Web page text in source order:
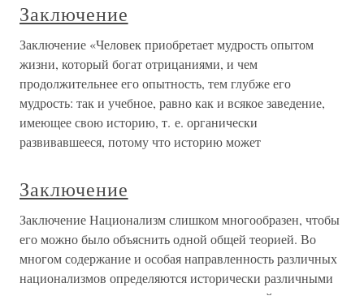
Заключение
Заключение «Человек приобретает мудрость опытом
жизни, который богат отрицаниями, и чем
продолжительнее его опытность, тем глубже его
мудрость: так и учебное, равно как и всякое заведение,
имеющее свою историю, т. е. органически
развивавшееся, потому что историю может
Заключение
Заключение Национализм слишком многообразен, чтобы
его можно было объяснить одной общей теорией. Во
многом содержание и особая направленность различных
национализмов определяются исторически различными